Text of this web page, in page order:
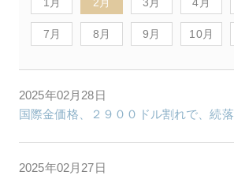
7月 8月 9月 10月
2025年02月28日
国際金価格、２９００ドル割れで、続落
2025年02月27日